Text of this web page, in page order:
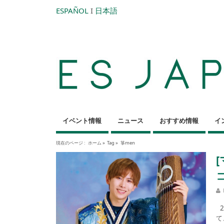
ESPAÑOL I 日本語
イベント情報 ニュース おすすめ情報 イ
現在のページ : ホーム » Tag » 箏men
[
て